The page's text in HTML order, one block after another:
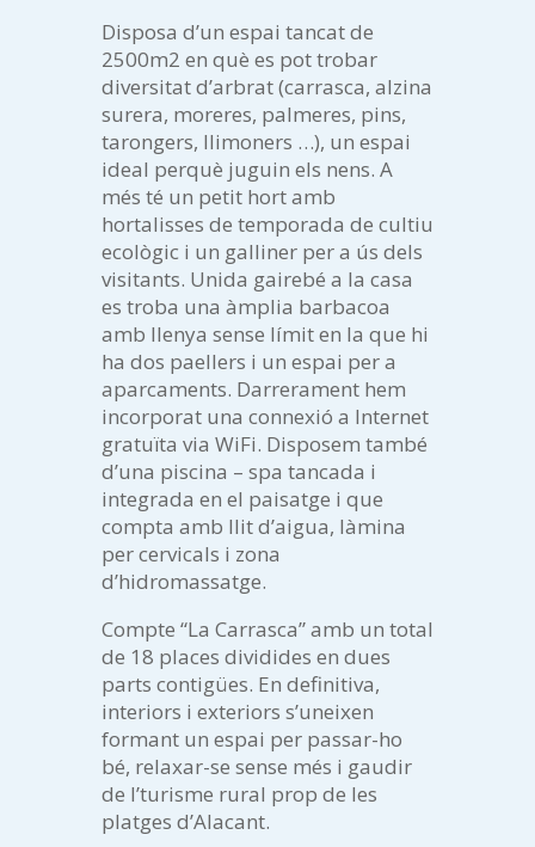
Disposa d’un espai tancat de
2500m2 en què es pot trobar
diversitat d’arbrat (carrasca, alzina
surera, moreres, palmeres, pins,
tarongers, llimoners …), un espai
ideal perquè juguin els nens. A
més té un petit hort amb
hortalisses de temporada de cultiu
ecològic i un galliner per a ús dels
visitants. Unida gairebé a la casa
es troba una àmplia barbacoa
amb llenya sense límit en la que hi
ha dos paellers i un espai per a
aparcaments. Darrerament hem
incorporat una connexió a Internet
gratuïta via WiFi. Disposem també
d’una piscina – spa tancada i
integrada en el paisatge i que
compta amb llit d’aigua, làmina
per cervicals i zona
d’hidromassatge.
Compte “La Carrasca” amb un total
de 18 places dividides en dues
parts contigües. En definitiva,
interiors i exteriors s’uneixen
formant un espai per passar-ho
bé, relaxar-se sense més i gaudir
de l’turisme rural prop de les
platges d’Alacant.